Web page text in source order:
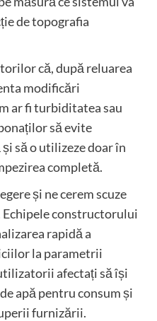
de topografia
că, după reluarea
modificări
ar fi turbiditatea sau
să evite
să o utilizeze doar în
completă.
și ne cerem scuze
constructorului
rapidă a
la parametrii
afectați să își
apă pentru consum și
furnizării.